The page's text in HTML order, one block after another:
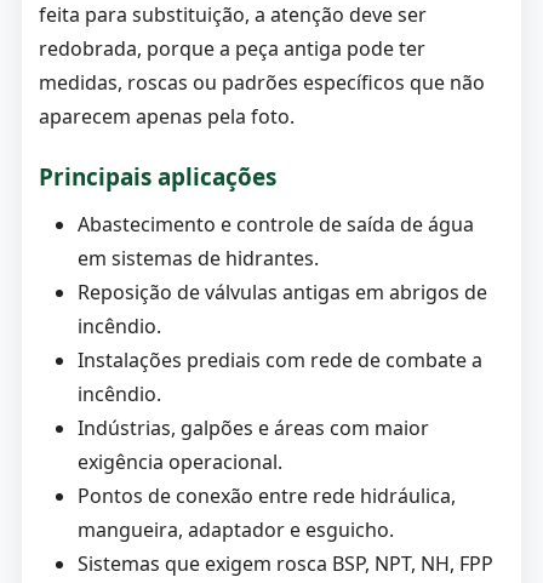
feita para substituição, a atenção deve ser
redobrada, porque a peça antiga pode ter
medidas, roscas ou padrões específicos que não
aparecem apenas pela foto.
Principais aplicações
Abastecimento e controle de saída de água
em sistemas de hidrantes.
Reposição de válvulas antigas em abrigos de
incêndio.
Instalações prediais com rede de combate a
incêndio.
Indústrias, galpões e áreas com maior
exigência operacional.
Pontos de conexão entre rede hidráulica,
mangueira, adaptador e esguicho.
Sistemas que exigem rosca BSP, NPT, NH, FPP